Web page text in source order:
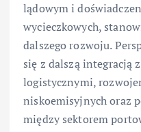
lądowym i
wycieczkowych,
dalszego rozwoju.
się z dalszą integracją
logistycznymi,
niskoemisyjnych oraz
między sektorem